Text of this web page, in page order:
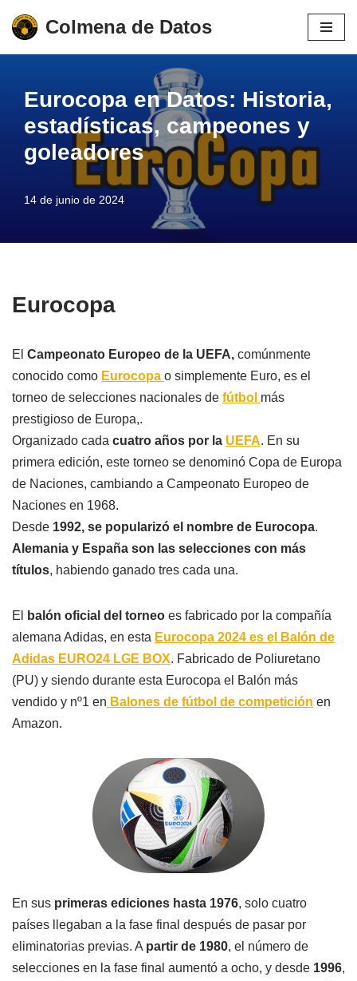
Saltar
Colmena de Datos
Eurocopa en Datos: Historia,
estadísticas, campeones y
goleadores
14 de junio de 2024
Eurocopa
El Campeonato Europeo de la UEFA, comúnmente
conocido como Eurocopa o simplemente Euro, es el
torneo de selecciones nacionales de fútbol más
prestigioso de Europa,.
Organizado cada cuatro años por la UEFA. En su
primera edición, este torneo se denominó Copa de Europa
de Naciones, cambiando a Campeonato Europeo de
Naciones en 1968.
Desde 1992, se popularizó el nombre de Eurocopa.
Alemania y España son las selecciones con más
títulos, habiendo ganado tres cada una.
El balón oficial del torneo es fabricado por la compañía
alemana Adidas, en esta Eurocopa 2024 es el Balón de
Adidas EURO24 LGE BOX. Fabricado de Poliuretano
(PU) y siendo durante esta Eurocopa el Balón más
vendido y nº1 en Balones de fútbol de competición en
Amazon.
En sus primeras ediciones hasta 1976, solo cuatro
países llegaban a la fase final después de pasar por
eliminatorias previas. A partir de 1980, el número de
selecciones en la fase final aumentó a ocho, y desde 1996,